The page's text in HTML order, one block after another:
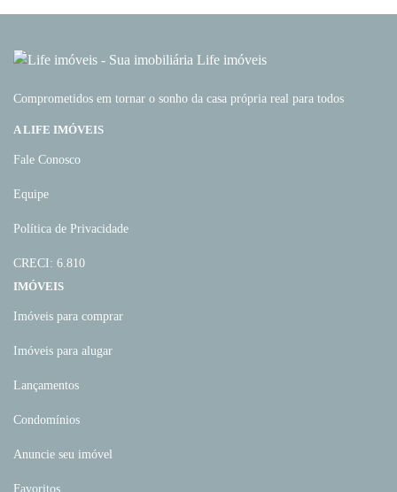
Comprometidos em tornar o sonho da casa própria real para todos
A LIFE IMÓVEIS
Fale Conosco
Equipe
Política de Privacidade
CRECI: 6.810
IMÓVEIS
Imóveis para comprar
Imóveis para alugar
Lançamentos
Condomínios
Anuncie seu imóvel
Favoritos